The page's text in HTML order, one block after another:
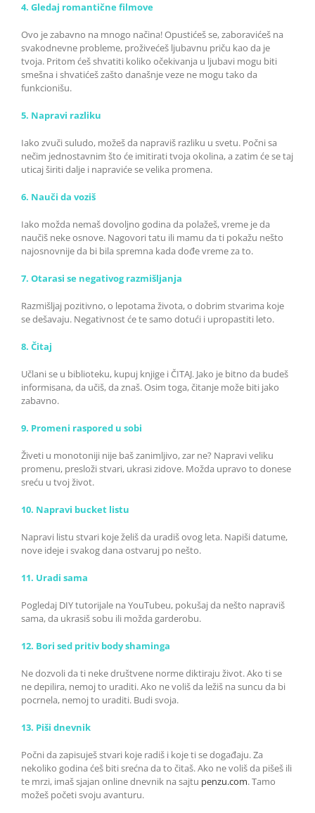
4. Gledaj romantične filmove
Ovo je zabavno na mnogo načina! Opustićeš se, zaboravićeš na
svakodnevne probleme, proživećeš ljubavnu priču kao da je
tvoja. Pritom ćeš shvatiti koliko očekivanja u ljubavi mogu biti
smešna i shvatićeš zašto današnje veze ne mogu tako da
funkcionišu.
5. Napravi razliku
Iako zvuči suludo, možeš da napraviš razliku u svetu. Počni sa
nečim jednostavnim što će imitirati tvoja okolina, a zatim će se taj
uticaj širiti dalje i napraviće se velika promena.
6. Nauči da voziš
Iako možda nemaš dovoljno godina da polažeš, vreme je da
naučiš neke osnove. Nagovori tatu ili mamu da ti pokažu nešto
najosnovnije da bi bila spremna kada dođe vreme za to.
7. Otarasi se negativog razmišljanja
Razmišljaj pozitivno, o lepotama života, o dobrim stvarima koje
se dešavaju. Negativnost će te samo dotući i upropastiti leto.
8. Čitaj
Učlani se u biblioteku, kupuj knjige i ČITAJ. Jako je bitno da budeš
informisana, da učiš, da znaš. Osim toga, čitanje može biti jako
zabavno.
9. Promeni raspored u sobi
Živeti u monotoniji nije baš zanimljivo, zar ne? Napravi veliku
promenu, presloži stvari, ukrasi zidove. Možda upravo to donese
sreću u tvoj život.
10. Napravi bucket listu
Napravi listu stvari koje želiš da uradiš ovog leta. Napiši datume,
nove ideje i svakog dana ostvaruj po nešto.
11. Uradi sama
Pogledaj DIY tutorijale na YouTubeu, pokušaj da nešto napraviš
sama, da ukrasiš sobu ili možda garderobu.
12. Bori sed pritiv body shaminga
Ne dozvoli da ti neke društvene norme diktiraju život. Ako ti se
ne depilira, nemoj to uraditi. Ako ne voliš da ležiš na suncu da bi
pocrnela, nemoj to uraditi. Budi svoja.
13. Piši dnevnik
Počni da zapisuješ stvari koje radiš i koje ti se događaju. Za
nekoliko godina ćeš biti srećna da to čitaš. Ako ne voliš da pišeš ili
te mrzi, imaš sjajan online dnevnik na sajtu penzu.com. Tamo
možeš početi svoju avanturu.